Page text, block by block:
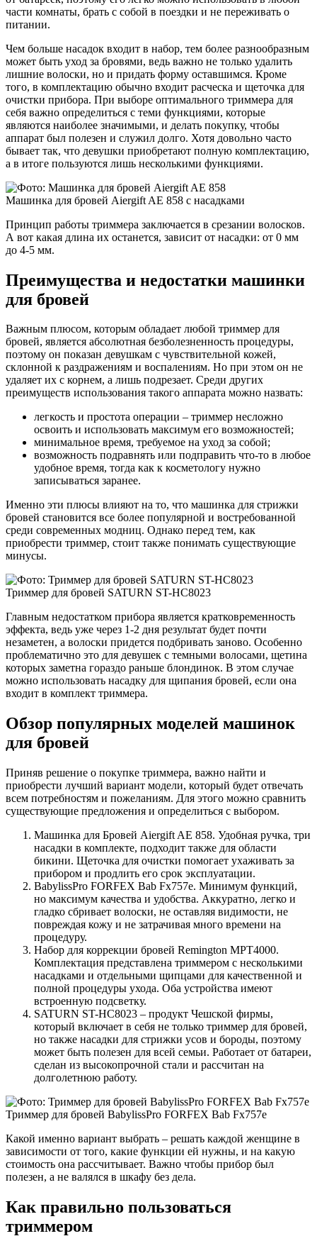
части комнаты, брать с собой в поездки и не переживать о
питании.
Чем больше насадок входит в набор, тем более разнообразным
может быть уход за бровями, ведь важно не только удалить
лишние волоски, но и придать форму оставшимся. Кроме
того, в комплектацию обычно входит расческа и щеточка для
очистки прибора. При выборе оптимального триммера для
себя важно определиться с теми функциями, которые
являются наиболее значимыми, и делать покупку, чтобы
аппарат был полезен и служил долго. Хотя довольно часто
бывает так, что девушки приобретают полную комплектацию,
а в итоге пользуются лишь несколькими функциями.
Машинка для бровей Aiergift AE 858 с насадками
Принцип работы триммера заключается в срезании волосков.
А вот какая длина их останется, зависит от насадки: от 0 мм
до 4-5 мм.
Преимущества и недостатки машинки
для бровей
Важным плюсом, которым обладает любой триммер для
бровей, является абсолютная безболезненность процедуры,
поэтому он показан девушкам с чувствительной кожей,
склонной к раздражениям и воспалениям. Но при этом он не
удаляет их с корнем, а лишь подрезает. Среди других
преимуществ использования такого аппарата можно назвать:
легкость и простота операции – триммер несложно
освоить и использовать максимум его возможностей;
минимальное время, требуемое на уход за собой;
возможность подравнять или подправить что-то в любое
удобное время, тогда как к косметологу нужно
записываться заранее.
Именно эти плюсы влияют на то, что машинка для стрижки
бровей становится все более популярной и востребованной
среди современных модниц. Однако перед тем, как
приобрести триммер, стоит также понимать существующие
минусы.
Триммер для бровей SATURN ST-HC8023
Главным недостатком прибора является кратковременность
эффекта, ведь уже через 1-2 дня результат будет почти
незаметен, а волоски придется подбривать заново. Особенно
проблематично это для девушек с темными волосами, щетина
которых заметна гораздо раньше блондинок. В этом случае
можно использовать насадку для щипания бровей, если она
входит в комплект триммера.
Обзор популярных моделей машинок
для бровей
Приняв решение о покупке триммера, важно найти и
приобрести лучший вариант модели, который будет отвечать
всем потребностям и пожеланиям. Для этого можно сравнить
существующие предложения и определиться с выбором.
Машинка для Бровей Aiergift AE 858. Удобная ручка, три
насадки в комплекте, подходит также для области
бикини. Щеточка для очистки помогает ухаживать за
прибором и продлить его срок эксплуатации.
BabylissPro FORFEX Bab Fx757e. Минимум функций,
но максимум качества и удобства. Аккуратно, легко и
гладко сбривает волоски, не оставляя видимости, не
повреждая кожу и не затрачивая много времени на
процедуру.
Набор для коррекции бровей Remington MPT4000.
Комплектация представлена триммером с несколькими
насадками и отдельными щипцами для качественной и
полной процедуры ухода. Оба устройства имеют
встроенную подсветку.
SATURN ST-HC8023 – продукт Чешской фирмы,
который включает в себя не только триммер для бровей,
но также насадки для стрижки усов и бороды, поэтому
может быть полезен для всей семьи. Работает от батареи,
сделан из высокопрочной стали и рассчитан на
долголетнюю работу.
Триммер для бровей BabylissPro FORFEX Bab Fx757e
Какой именно вариант выбрать – решать каждой женщине в
зависимости от того, какие функции ей нужны, и на какую
стоимость она рассчитывает. Важно чтобы прибор был
полезен, а не валялся в шкафу без дела.
Как правильно пользоваться
триммером